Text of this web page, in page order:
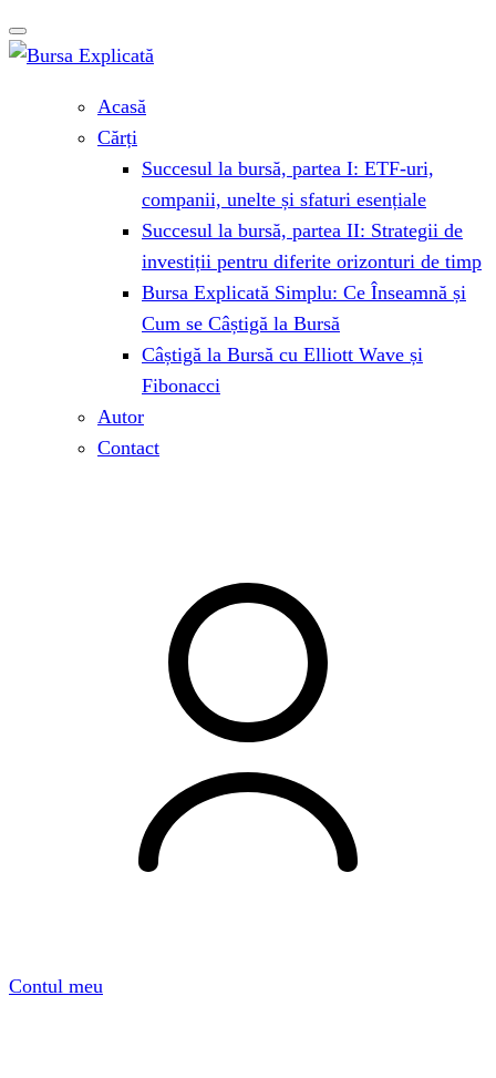
Acasă
Cărți
Succesul la bursă, partea I: ETF-uri,
companii, unelte și sfaturi esențiale
Succesul la bursă, partea II: Strategii de
investiții pentru diferite orizonturi de timp
Bursa Explicată Simplu: Ce Înseamnă și
Cum se Câștigă la Bursă
Câștigă la Bursă cu Elliott Wave și
Fibonacci
Autor
Contact
Contul meu